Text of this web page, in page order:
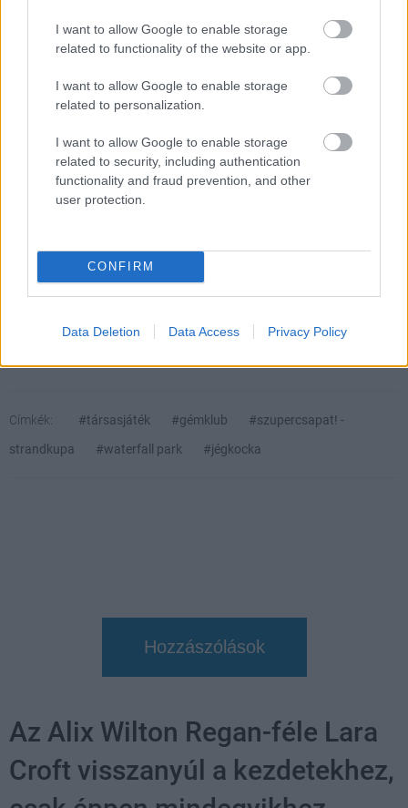
I want to allow Google to enable storage
related to functionality of the website or app.
I want to allow Google to enable storage
related to personalization.
I want to allow Google to enable storage
related to security, including authentication
functionality and fraud prevention, and other
user protection.
CONFIRM
Data Deletion Data Access Privacy Policy
füle hallatára kezdjen el megdagadt fejjel k.anyázni.
Aki megnyeri az összecsapást - vagyis a végén a térfelén
szurkolókat szerez magának. Aki a hetedik forduló
végén a legtöbb szurkolóval rendelkezik, az hódíthatja el
a strandkupát.
Nektek melyik játék tetszik a legjobban? A három közül
melyiket próbálnátok ki leginkább?
SMASH by Meló-Diák: Homok, zene és a nyár legjobb
sorozat.
Címkék: #társasjáték #gémklub
#szupercsapat! -
strandkupa
#waterfall park #jégkocka
Hozzászólások
Az Alix Wilton Regan-féle Lara
Croft visszanyúl a kezdetekhez,